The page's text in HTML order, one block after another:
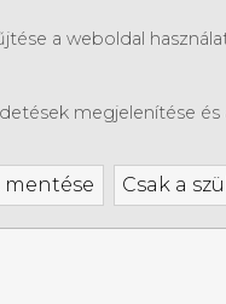
a weboldal
megjelenítése
mentése Csak a